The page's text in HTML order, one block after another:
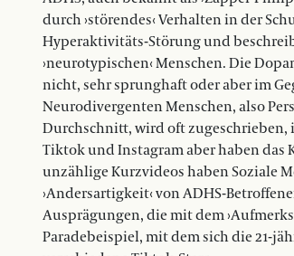
durch ›störendes‹ Verhalten in der
Hyperaktivitäts-Störung und
›neurotypischen‹ Menschen. Die
nicht, sehr sprunghaft oder aber im
Neurodivergenten Menschen, also
Durchschnitt, wird oft zugeschrieben,
Tiktok und Instagram aber haben
unzählige Kurzvideos haben Soziale
›Andersartigkeit‹ von ADHS-
Ausprägungen, die mit dem
Paradebeispiel, mit dem sich die 21-